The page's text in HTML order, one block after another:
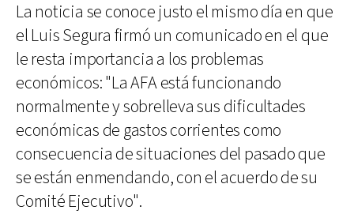
La noticia se conoce justo el mismo día en que
el Luis Segura firmó un comunicado en el que
le resta importancia a los problemas
económicos: "La AFA está funcionando
normalmente y sobrelleva sus dificultades
económicas de gastos corrientes como
consecuencia de situaciones del pasado que
se están enmendando, con el acuerdo de su
Comité Ejecutivo".